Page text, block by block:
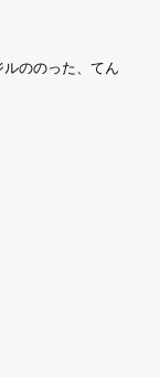
ののった、てん